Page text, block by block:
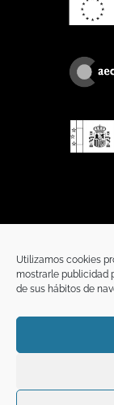
Utilizamos cookies
mostrarle publicidad
de sus hábitos de
Copyright 2026 ©